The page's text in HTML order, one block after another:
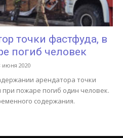
точки фастфуда, в
погиб человек
июня 2020
арендатора точки
пожаре погиб один человек.
содержания.